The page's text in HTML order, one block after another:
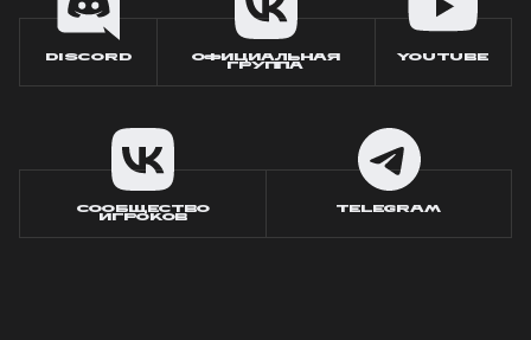
DISCORD
ОФИЦИАЛЬНАЯ
ГРУППА
YOUTUBE
СООБЩЕСТВО
ИГРОКОВ
TELEGRAM